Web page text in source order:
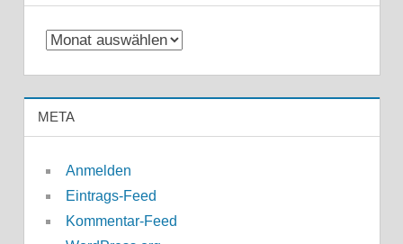
Archiv
META
Anmelden
Eintrags-Feed
Kommentar-Feed